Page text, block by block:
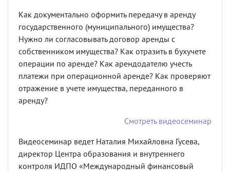
Как документально оформить передачу в аренду
государственного (муниципального) имущества?
Нужно ли согласовывать договор аренды с
собственником имущества? Как отразить в бухучете
операции по аренде? Как арендодателю учесть
платежи при операционной аренде? Как проверяют
отражение в учете имущества, переданного в
аренду?
Смотреть видеосеминар
Видеосеминар ведет Наталия Михайловна Гусева,
директор Центра образования и внутреннего
контроля ИДПО «Международный финансовый